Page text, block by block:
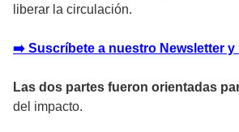
liberar la circulación.
➡️ Suscríbete a nuestro Newsletter
Las dos partes fueron orientadas
del impacto.